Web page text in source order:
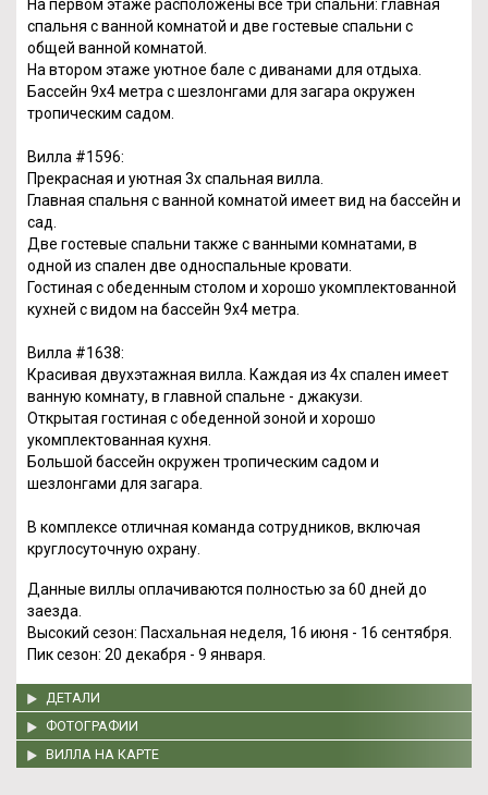
На первом этаже расположены все три спальни: главная
спальня с ванной комнатой и две гостевые спальни с
общей ванной комнатой.
На втором этаже уютное бале с диванами для отдыха.
Бассейн 9х4 метра с шезлонгами для загара окружен
тропическим садом.
Вилла #1596:
Прекрасная и уютная 3х спальная вилла.
Главная спальня с ванной комнатой имеет вид на бассейн и
сад.
Две гостевые спальни также с ванными комнатами, в
одной из спален две односпальные кровати.
Гостиная с обеденным столом и хорошо укомплектованной
кухней с видом на бассейн 9х4 метра.
Вилла #1638:
Красивая двухэтажная вилла. Каждая из 4х спален имеет
ванную комнату, в главной спальне - джакузи.
Открытая гостиная с обеденной зоной и хорошо
укомплектованная кухня.
Большой бассейн окружен тропическим садом и
шезлонгами для загара.
В комплексе отличная команда сотрудников, включая
круглосуточную охрану.
Данные виллы оплачиваются полностью за 60 дней до
заезда.
Высокий сезон: Пасхальная неделя, 16 июня - 16 сентября.
Пик сезон: 20 декабря - 9 января.
ДЕТАЛИ
ФОТОГРАФИИ
ВИЛЛА НА КАРТЕ